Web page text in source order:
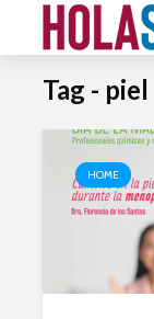
Tag - piel
HOME